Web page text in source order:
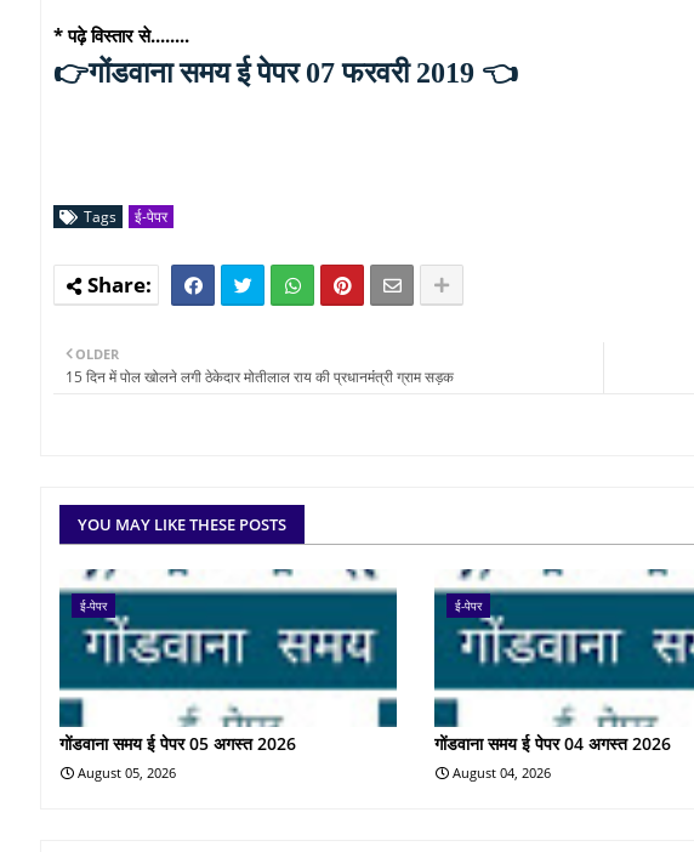
* पढ़े विस्तार से........
👉गोंडवाना समय ई पेपर 07 फरवरी 2019 👈
Tags ई-पेपर
OLDER
15 दिन में पोल खोलने लगी ठेकेदार मोतीलाल राय की प्रधानमंंत्री ग्राम सड़क
YOU MAY LIKE THESE POSTS
ई-पेपर
गोंडवाना समय ई पेपर 05 अगस्त 2026
August 05, 2026
ई-पेपर
गोंडवाना समय ई पेपर 04 अगस्त 2026
August 04, 2026